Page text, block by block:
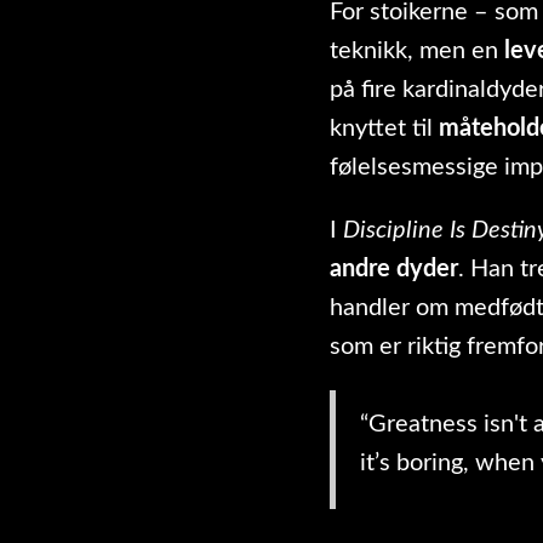
For stoikerne –
teknikk, men en
på fire
knyttet til
følelsesmessige
Discipline Is
andre dyder. Han
handler om
som er riktig
“Greatness isn't
it’s boring, when